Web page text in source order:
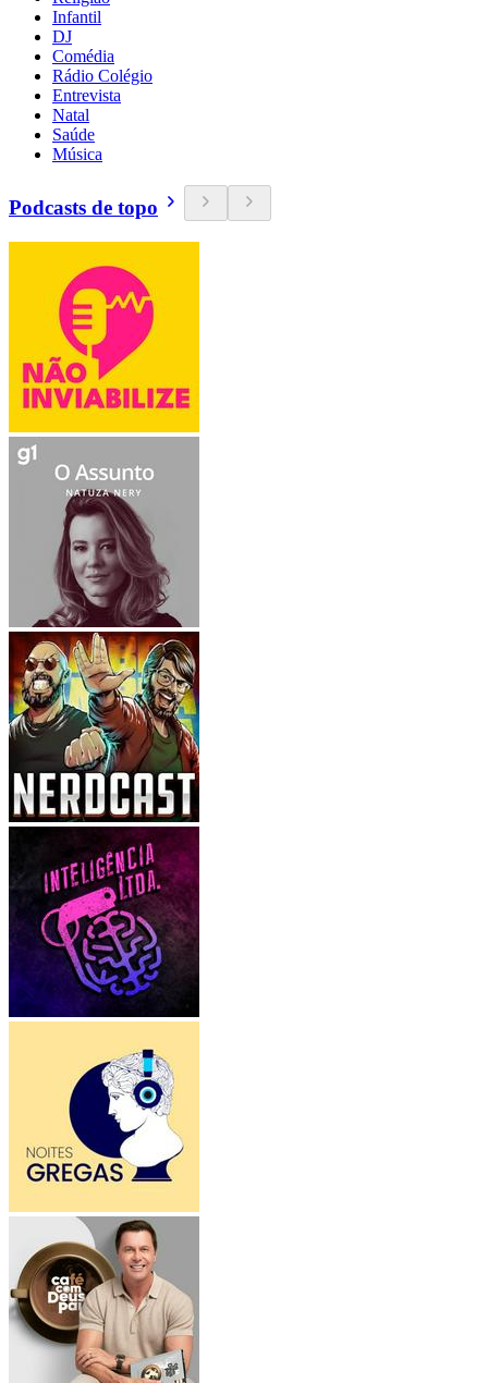
Infantil
DJ
Comédia
Rádio Colégio
Entrevista
Natal
Saúde
Música
Podcasts de topo